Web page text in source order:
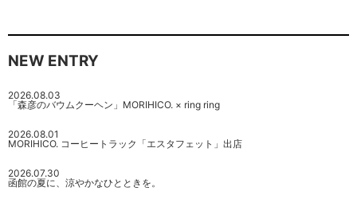
NEW ENTRY
2026.08.03
「森彦のバウムクーヘン」MORIHICO. × ring ring
2026.08.01
MORIHICO. コーヒートラック「エスタフェット」出店
2026.07.30
函館の夏に、涼やかなひとときを。